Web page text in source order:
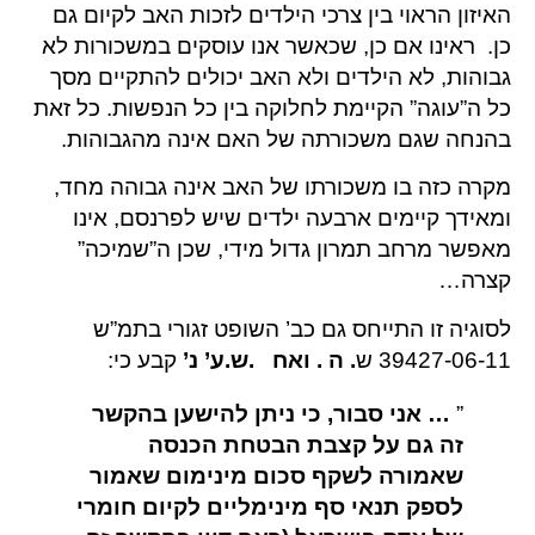
האיזון הראוי בין צרכי הילדים לזכות האב לקיום גם
כן. ראינו אם כן, שכאשר אנו עוסקים במשכורות לא
גבוהות, לא הילדים ולא האב יכולים להתקיים מסך
כל ה”עוגה” הקיימת לחלוקה בין כל הנפשות. כל זאת
בהנחה שגם משכורתה של האם אינה מהגבוהות.
מקרה כזה בו משכורתו של האב אינה גבוהה מחד,
ומאידך קיימים ארבעה ילדים שיש לפרנסם, אינו
מאפשר מרחב תמרון גדול מידי, שכן ה”שמיכה”
קצרה…
לסוגיה זו התייחס גם כב’ השופט זגורי בתמ”ש
39427-06-11 ש
. ה . ואח .ש.ע’ נ’ קבע כי:
”
… אני סבור, כי ניתן להישען בהקשר
זה גם על קצבת הבטחת הכנסה
שאמורה לשקף סכום מינימום שאמור
לספק תנאי סף מינימליים לקיום חומרי